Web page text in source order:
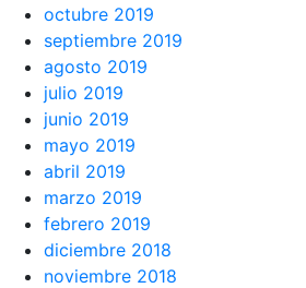
octubre 2019
septiembre 2019
agosto 2019
julio 2019
junio 2019
mayo 2019
abril 2019
marzo 2019
febrero 2019
diciembre 2018
noviembre 2018